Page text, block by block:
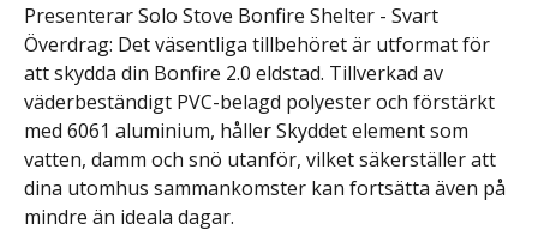
Presenterar Solo Stove Bonfire Shelter - Svart
Överdrag: Det väsentliga tillbehöret är utformat för
att skydda din Bonfire 2.0 eldstad. Tillverkad av
väderbeständigt PVC-belagd polyester och förstärkt
med 6061 aluminium, håller Skyddet element som
vatten, damm och snö utanför, vilket säkerställer att
dina utomhus sammankomster kan fortsätta även på
mindre än ideala dagar.